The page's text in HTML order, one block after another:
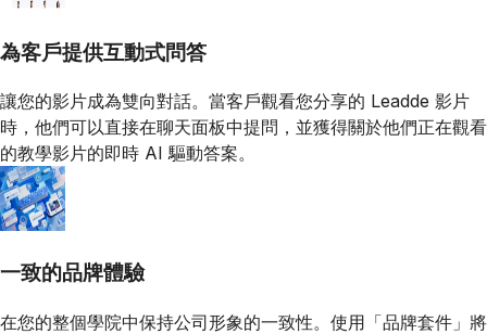
為客戶提供互動式問答
讓您的影片成為雙向對話。當客戶觀看您分享的 Leadde 影片
時，他們可以直接在聊天面板中提問，並獲得關於他們正在觀看
的教學影片的即時 AI 驅動答案。
一致的品牌體驗
在您的整個學院中保持公司形象的一致性。使用「品牌套件」將